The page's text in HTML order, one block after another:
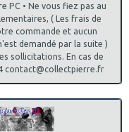
PC • Ne vous fiez pas au
( Les frais de
commande et aucun
demandé par la suite )
sollicitations. En cas de
contact@collectpierre.fr